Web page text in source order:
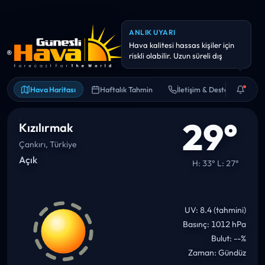
Hava Haritası Haftalık Tahmin İletişim & Destek
ANLIK UYARI
Hava kalitesi hassas kişiler için
riskli olabilir. Uzun süreli dış
Kızılırmak
Çankırı, Türkiye
Açık 29°
H: 33° L: 27°
UV: 8.4 (tahmini)
Basınç: 1012 hPa
Bulut: --%
Zaman: Gündüz